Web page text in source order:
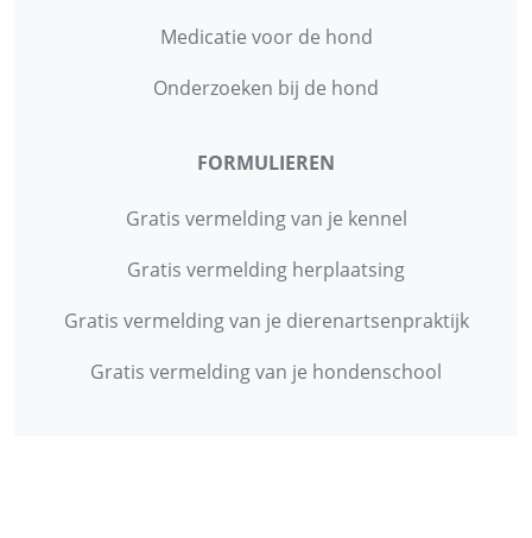
Medicatie voor de hond
Onderzoeken bij de hond
FORMULIEREN
Gratis vermelding van je kennel
Gratis vermelding herplaatsing
Gratis vermelding van je dierenartsenpraktijk
Gratis vermelding van je hondenschool